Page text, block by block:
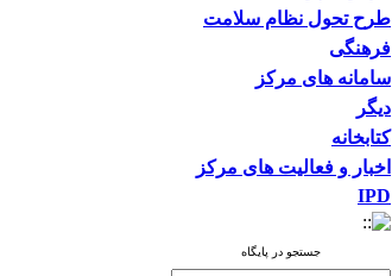
طرح تحول نظام سلامت
فرهنگی
سامانه های مرکز
دیگر
کتابخانه
اخبار و فعالیت های مرکز
IPD
جستجو در پایگاه